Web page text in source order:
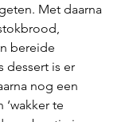
Met daarna
bereide
dessert is er
nog een
te